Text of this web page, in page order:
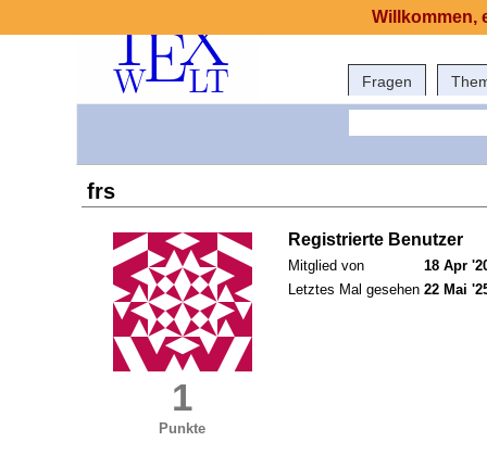
Fragen
frs
1
Punkte
Registrierte Benutzer
Mitglied von
18 Apr
Letztes Mal gesehen 22 Mai
Willkommen,